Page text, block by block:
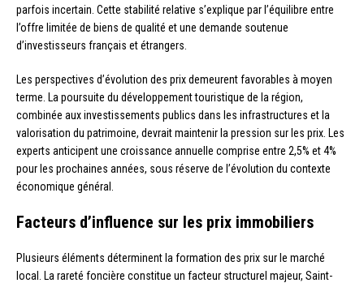
parfois incertain. Cette stabilité relative s’explique par l’équilibre entre
l’offre limitée de biens de qualité et une demande soutenue
d’investisseurs français et étrangers.
Les perspectives d’évolution des prix demeurent favorables à moyen
terme. La poursuite du développement touristique de la région,
combinée aux investissements publics dans les infrastructures et la
valorisation du patrimoine, devrait maintenir la pression sur les prix. Les
experts anticipent une croissance annuelle comprise entre 2,5% et 4%
pour les prochaines années, sous réserve de l’évolution du contexte
économique général.
Facteurs d’influence sur les prix immobiliers
Plusieurs éléments déterminent la formation des prix sur le marché
local. La rareté foncière constitue un facteur structurel majeur, Saint-